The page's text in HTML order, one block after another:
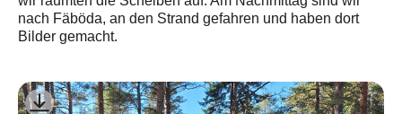
nach Fäböda, an den Strand gefahren und haben dort
Bilder gemacht.